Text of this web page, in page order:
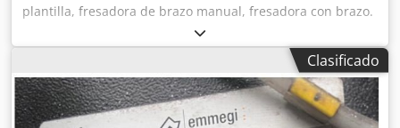
plantilla, fresadora de brazo manual, fresadora con brazo.
-Fresadora con plantilla: Wegoma SK6 -Fresadora con
plantilla: con movimiento basculante -con guía de apoyo,
longitud: 1910 mm Dsded Skkvjpfx An Njkr -Motor: 220 V,
1,4 kW -Velocidad de giro del husillo: 22.000 rpm -
Dimensiones: 500/460/A1530 mm -Peso: 46,5 kg
Clasificado